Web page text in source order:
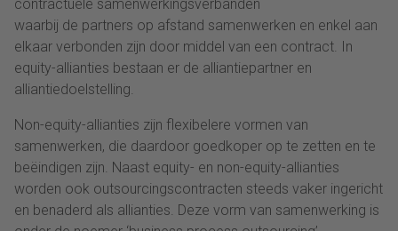
contractuele samenwerkingsverbanden
waarbij de partners op afstand samenwerken en enkel aan
elkaar verbonden zijn door middel van een contract. In
equity-allianties bestaan er de alliantiepartner en
alliantiedoelstelling.
Non-equity-allianties zijn flexibelere vormen van
samenwerken, die daardoor goedkoper op te zetten en te
beëindigen zijn. Naast equity- en non-equity-allianties
worden ook outsourcingscontracten steeds vaker ingericht
en benaderd als allianties. Deze vorm van samenwerking is